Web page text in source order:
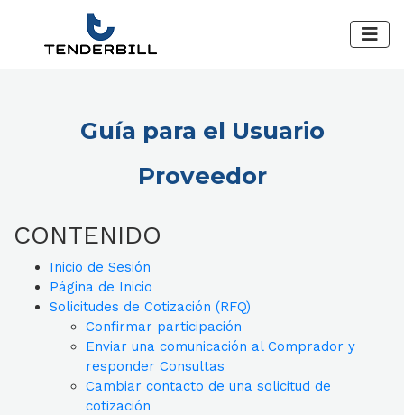
Guía para el Usuario
Proveedor
CONTENIDO
Inicio de Sesión
Página de Inicio
Solicitudes de Cotización (RFQ)
Confirmar participación
Enviar una comunicación al Comprador y
responder Consultas
Cambiar contacto de una solicitud de
cotización